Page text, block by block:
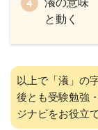
瀁の意味
と動く
以上で「瀁」の
後とも受験勉強
ジナビをお役立